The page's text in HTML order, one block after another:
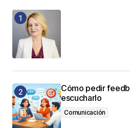
Cómo pedir
escucharlo
Comunicación